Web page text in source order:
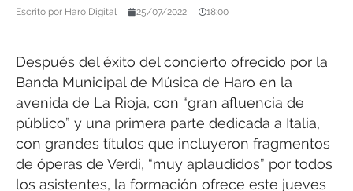
Escrito por Haro Digital 25/07/2022 18:00
Después del éxito del concierto ofrecido por la
Banda Municipal de Música de Haro en la
avenida de La Rioja, con “gran afluencia de
público” y una primera parte dedicada a Italia,
con grandes títulos que incluyeron fragmentos
de óperas de Verdi, “muy aplaudidos” por todos
los asistentes, la formación ofrece este jueves